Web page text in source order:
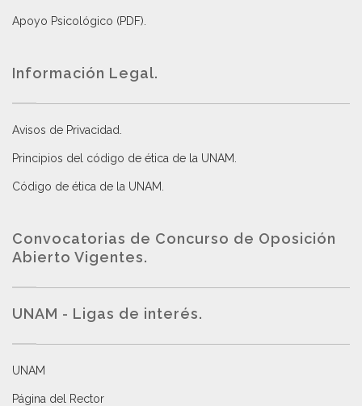
Apoyo Psicológico (PDF)
Información Legal.
Avisos de Privacidad
Principios del código de ética de la UNAM
Código de ética de la UNAM
Convocatorias de Concurso de Oposición
Abierto Vigentes.
UNAM - Ligas de interés.
UNAM
Página del Rector